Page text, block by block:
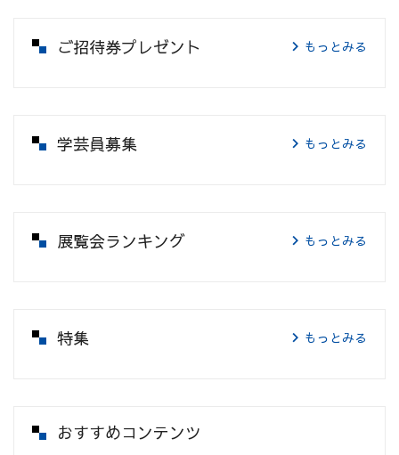
ご招待券プレゼント もっとみる
学芸員募集 もっとみる
展覧会ランキング もっとみる
特集 もっとみる
おすすめコンテンツ